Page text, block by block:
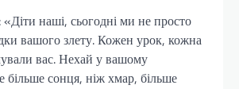
наші, сьогодні ми не просто
вашого злету. Кожен урок, кожна
вас. Нехай у вашому
більше сонця, ніж хмар, більше